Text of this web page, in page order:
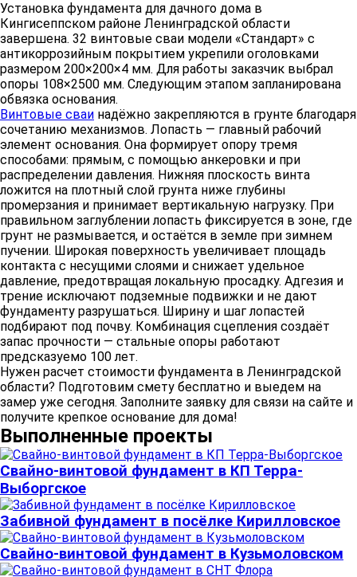
Установка фундамента для дачного дома в
Кингисеппском районе Ленинградской области
завершена. 32 винтовые сваи модели «Стандарт» с
антикоррозийным покрытием укрепили оголовками
размером 200×200×4 мм. Для работы заказчик выбрал
опоры 108×2500 мм. Следующим этапом запланирована
обвязка основания.
Винтовые сваи надёжно закрепляются в грунте благодаря
сочетанию механизмов. Лопасть — главный рабочий
элемент основания. Она формирует опору тремя
способами: прямым, с помощью анкеровки и при
распределении давления. Нижняя плоскость винта
ложится на плотный слой грунта ниже глубины
промерзания и принимает вертикальную нагрузку. При
правильном заглублении лопасть фиксируется в зоне, где
грунт не размывается, и остаётся в земле при зимнем
пучении. Широкая поверхность увеличивает площадь
контакта с несущими слоями и снижает удельное
давление, предотвращая локальную просадку. Адгезия и
трение исключают подземные подвижки и не дают
фундаменту разрушаться. Ширину и шаг лопастей
подбирают под почву. Комбинация сцепления создаёт
запас прочности — стальные опоры работают
предсказуемо 100 лет.
Нужен расчет стоимости фундамента в Ленинградской
области? Подготовим смету бесплатно и выедем на
замер уже сегодня. Заполните заявку для связи на сайте и
получите крепкое основание для дома!
Выполненные проекты
Свайно-винтовой фундамент в КП Терра-
Выборгское
Забивной фундамент в посёлке Кирилловское
Свайно-винтовой фундамент в Кузьмоловском